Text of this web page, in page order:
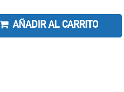
AÑADIR AL CARRITO